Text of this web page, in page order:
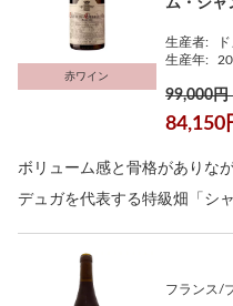
赤ワイン
ム・シャ
生産者:
生産年:
99,000円
84,150
ボリューム感と骨格がありな
デュガを代表する特級畑「シ
フランス/